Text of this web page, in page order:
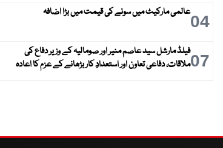
04عالمی مارکیٹ میں سونے کی قیمت میں بڑا اضافہ
07فیلڈ مارشل سید عاصم منیر اور صومالیہ کے وزیر دفاع کی
ملاقات، دفاعی تعاون اور استعدادِ کار بڑھانے کے عزم کا اعادہ